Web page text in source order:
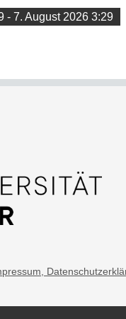
- 7. August 2026 3:29
,